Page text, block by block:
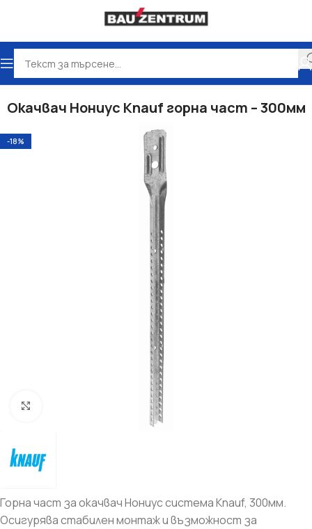
Начало Сухо строителство
Окачвач Нониус Knauf горна част – 300мм
-18%
Горна част за окачвач Нониус система Knauf, 300мм.
Осигурява стабилен монтаж и възможност за